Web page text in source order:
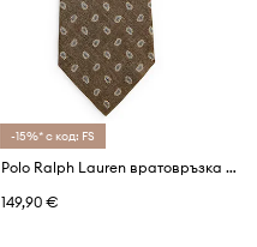
-15%* с код: FS
Polo Ralph Lauren вратовръзка мъжка от лен
149,90 €